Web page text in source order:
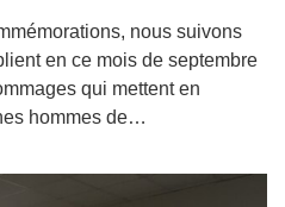
nous suivons
en ce mois de septembre
qui mettent en
hommes de…